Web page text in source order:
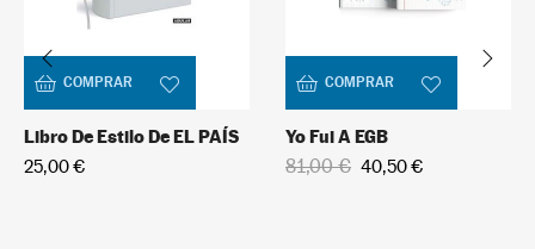
COMPRAR
Libro De Estilo De EL PAÍS
25,00 €
COMPRAR
Yo Fui A EGB
81,00 € 40,50 €